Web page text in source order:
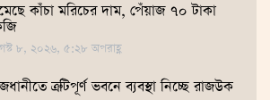
কাঁচা মরিচের দাম, পেঁয়াজ ৭০ টাকা
৮, ২০২৬, ৫:২৮ অপরাহ্ণ
ত্রুটিপূর্ণ ভবনে ব্যবস্থা নিচ্ছে রাজউক